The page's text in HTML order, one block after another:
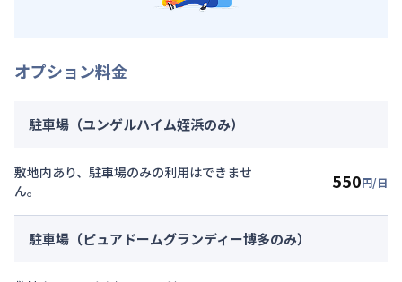
オプション料金
駐車場（ユンゲルハイム姪浜のみ）
敷地内あり、駐車場のみの利用はできませ
ん。
550円/日
駐車場（ピュアドームグランディー博多のみ）